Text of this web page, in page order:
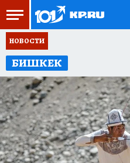
НОВОСТИ
БИШКЕК